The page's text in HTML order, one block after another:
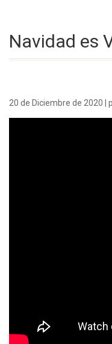
Navidad es
20 de Diciembre de 2020 |